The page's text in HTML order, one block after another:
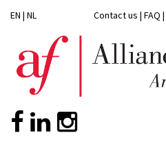
EN | NL Contact us | FAQ |